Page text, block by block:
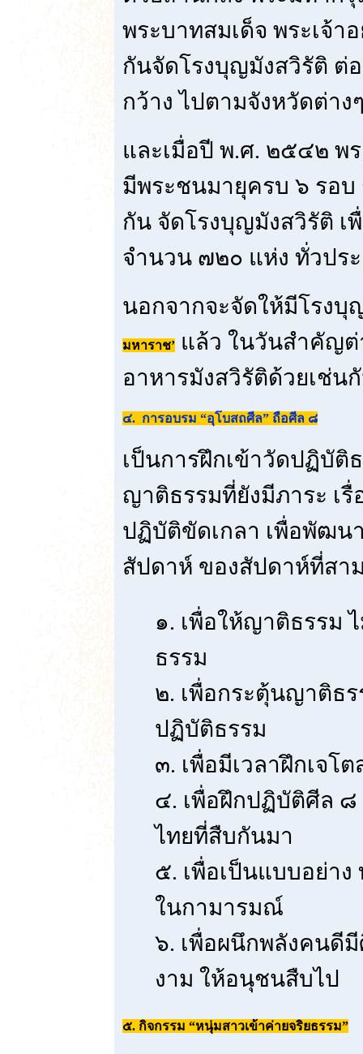
พระบาทสมเด็จ พระเจ้า
กันจัดโรงบุญมังสวิรัติ ต่
กว้าง ไปตามจังหวัดต่าง
และเมื่อปี พ.ศ. ๒๕๔๒ พ
มีพระชนมายุครบ ๖ รอบ
กัน จัดโรงบุญมังสวิรัติ เ
จำนวน ๗๒๐ แห่ง ทั่วปร
นอกจากจะจัดให้มีโรงบุ
มหาราช’แล้ว ในวันสำคัญต่
อาหารมังสวิรัติด้วยเช่น
๔. การอบรม “อุโบสถศีล” ถือศีล ๘
เป็นการฝึกเข้าวัดปฏิบัติ
ญาติธรรมที่ยังมีภาระ เ
ปฏิบัติขัดเกลา เพื่อพัฒน
สัปดาห์ ของสัปดาห์ที่สา
๑. เพื่อให้ญาติธรรม
ธรรม
๒. เพื่อกระตุ้นญาติธ
ปฏิบัติธรรม
๓. เพื่อมีเวลาฝึกเจโ
๔. เพื่อฝึกปฏิบัติศีล
ไทยที่สืบกันมา
๕. เพื่อเป็นแบบอย่า
ในกามารมณ์
๖. เพื่อผนึกพลังคนดี
งาม ให้อนุชนสืบไป
๕. กิจกรรม “หนุ่มสาวเข้าค่ายจริยธรรม”